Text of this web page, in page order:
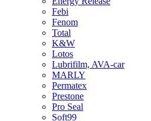
Febi
Fenom
Total
K&W
Lotos
Lubrifilm, AVA-car
MARLY
Permatex
Prestone
Pro Seal
Soft99